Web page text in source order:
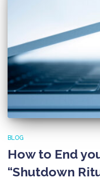
BLOG
How to End
“Shutdown